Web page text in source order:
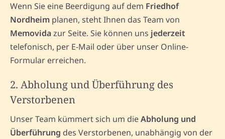
Wenn Sie eine Beerdigung auf dem Friedhof
Nordheim planen, steht Ihnen das Team von
Memovidazur Seite. Sie können uns jederzeit
telefonisch, per E-Mail oder über unser Online-
Formular erreichen.
2. Abholung und Überführung des
Verstorbenen
Unser Team kümmert sich um dieAbholung und
Überführung des Verstorbenen, unabhängig von der